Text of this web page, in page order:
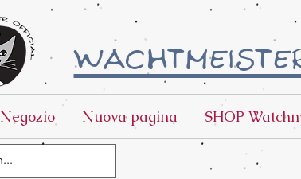
Negozio Nuova pagina SHOP